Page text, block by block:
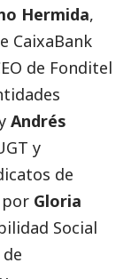
Hermida,
CaixaBank
de Fonditel
Andrés
y
de
por Gloria
Social